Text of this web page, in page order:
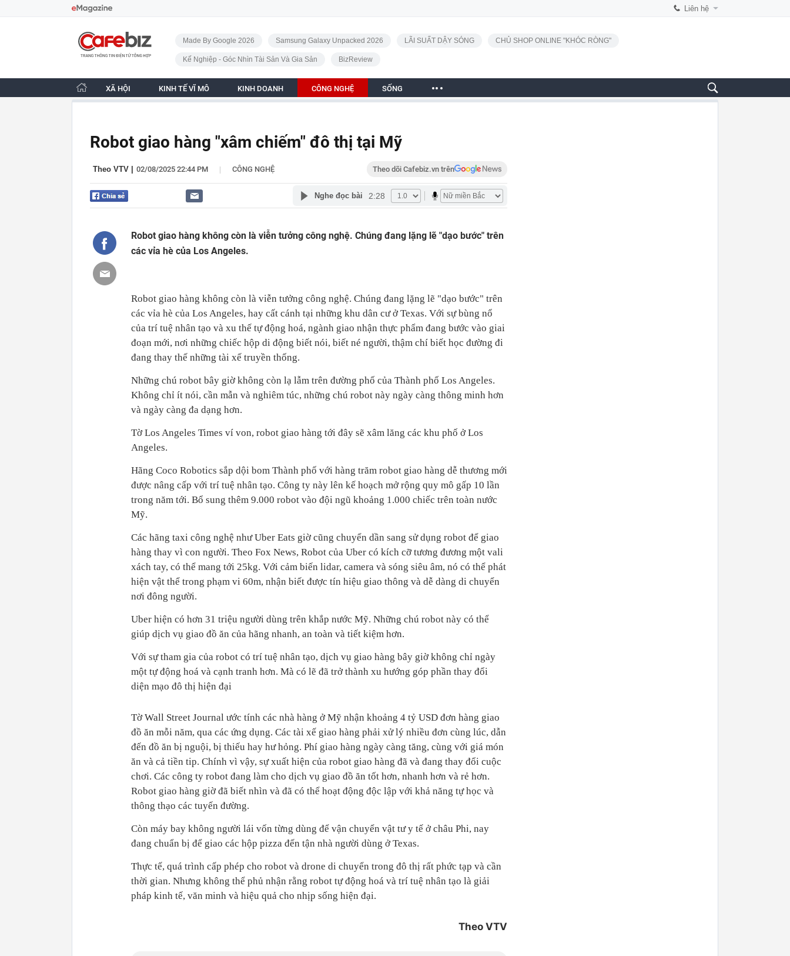
Liên hệ
CafeBiz - Trang chủ
Made By Google 2026 Samsung Galaxy Unpacked 2026 LÃI SUẤT DẬY SÓNG CHỦ SHOP ONLINE "KHÓC RÒNG"
Kế Nghiệp - Góc Nhìn Tài Sản Và Gia Sản BizReview
XÃ HỘI KINH TẾ VĨ MÔ KINH DOANH CÔNG NGHỆ SỐNG
Robot giao hàng "xâm chiếm" đô thị tại Mỹ
Theo VTV 02/08/2025 22:44 PM | CÔNG NGHỆ Theo dõi Cafebiz.vn trên
Nghe đọc bài 2:28
Robot giao hàng không còn là viễn tưởng công nghệ. Chúng đang lặng lẽ "dạo bước" trên
các vỉa hè của Los Angeles.
Robot giao hàng không còn là viễn tưởng công nghệ. Chúng đang lặng lẽ "dạo bước" trên
các vỉa hè của Los Angeles, hay cất cánh tại những khu dân cư ở Texas. Với sự bùng nổ
của trí tuệ nhân tạo và xu thế tự động hoá, ngành giao nhận thực phẩm đang bước vào giai
đoạn mới, nơi những chiếc hộp di động biết nói, biết né người, thậm chí biết học đường đi
đang thay thế những tài xế truyền thống.
Những chú robot bây giờ không còn lạ lẫm trên đường phố của Thành phố Los Angeles.
Không chỉ ít nói, cần mẫn và nghiêm túc, những chú robot này ngày càng thông minh hơn
và ngày càng đa dạng hơn.
Tờ Los Angeles Times ví von, robot giao hàng tới đây sẽ xâm lăng các khu phố ở Los
Angeles.
Hãng Coco Robotics sắp dội bom Thành phố với hàng trăm robot giao hàng dễ thương mới
được nâng cấp với trí tuệ nhân tạo. Công ty này lên kế hoạch mở rộng quy mô gấp 10 lần
trong năm tới. Bổ sung thêm 9.000 robot vào đội ngũ khoảng 1.000 chiếc trên toàn nước
Mỹ.
Các hãng taxi công nghệ như Uber Eats giờ cũng chuyển dần sang sử dụng robot để giao
hàng thay vì con người. Theo Fox News, Robot của Uber có kích cỡ tương đương một vali
xách tay, có thể mang tới 25kg. Với cảm biến lidar, camera và sóng siêu âm, nó có thể phát
hiện vật thể trong phạm vi 60m, nhận biết được tín hiệu giao thông và dễ dàng di chuyển
nơi đông người.
Uber hiện có hơn 31 triệu người dùng trên khắp nước Mỹ. Những chú robot này có thể
giúp dịch vụ giao đồ ăn của hãng nhanh, an toàn và tiết kiệm hơn.
Với sự tham gia của robot có trí tuệ nhân tạo, dịch vụ giao hàng bây giờ không chỉ ngày
một tự động hoá và cạnh tranh hơn. Mà có lẽ đã trở thành xu hướng góp phần thay đổi
diện mạo đô thị hiện đại
Tờ Wall Street Journal ước tính các nhà hàng ở Mỹ nhận khoảng 4 tỷ USD đơn hàng giao
đồ ăn mỗi năm, qua các ứng dụng. Các tài xế giao hàng phải xử lý nhiều đơn cùng lúc, dẫn
đến đồ ăn bị nguội, bị thiếu hay hư hỏng. Phí giao hàng ngày càng tăng, cùng với giá món
ăn và cả tiền tip. Chính vì vậy, sự xuất hiện của robot giao hàng đã và đang thay đổi cuộc
chơi. Các công ty robot đang làm cho dịch vụ giao đồ ăn tốt hơn, nhanh hơn và rẻ hơn.
Robot giao hàng giờ đã biết nhìn và đã có thể hoạt động độc lập với khả năng tự học và
thông thạo các tuyến đường.
Còn máy bay không người lái vốn từng dùng để vận chuyển vật tư y tế ở châu Phi, nay
đang chuẩn bị để giao các hộp pizza đến tận nhà người dùng ở Texas.
Thực tế, quá trình cấp phép cho robot và drone di chuyển trong đô thị rất phức tạp và cần
thời gian. Nhưng không thể phủ nhận rằng robot tự động hoá và trí tuệ nhân tạo là giải
pháp kinh tế, văn minh và hiệu quả cho nhịp sống hiện đại.
Theo VTV